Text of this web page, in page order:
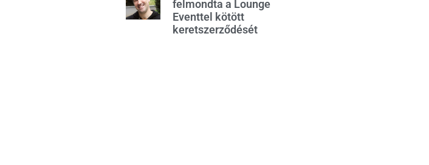
felmondta a Lounge
Eventtel kötött
keretszerződését